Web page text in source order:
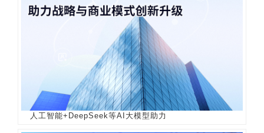
人工智能+DeepSeek等AI大模型助力